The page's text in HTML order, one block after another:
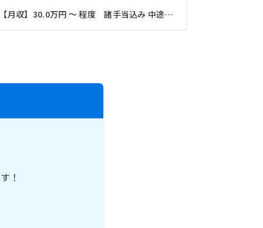
【月収】30.0万円 ～ 程度 諸手当込み 中途 ※前職給与保証あり
！